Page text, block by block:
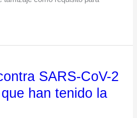
SARS-CoV-2
han tenido la